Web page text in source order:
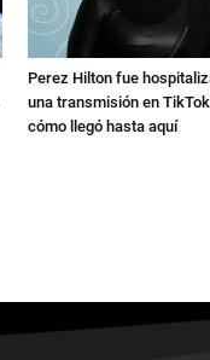
Perez Hilton fue
una transmisión en
cómo llegó hasta aquí